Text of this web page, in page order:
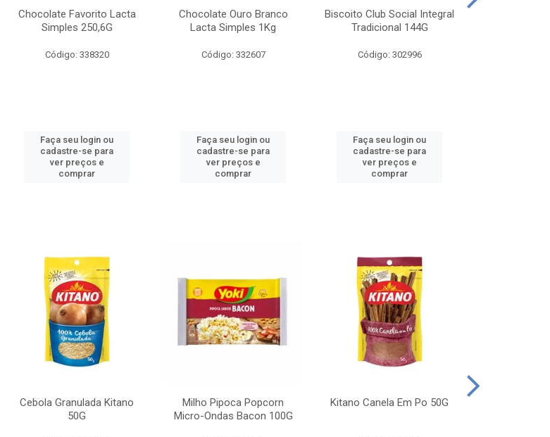
Chocolate Favorito Lacta
Simples 250,6G
Código: 338320
Faça seu login ou
cadastre-se para
ver preços e
comprar
Chocolate Ouro Branco
Lacta Simples 1Kg
Código: 332607
Faça seu login ou
cadastre-se para
ver preços e
comprar
Biscoito Club Social Integral
Tradicional 144G
Código: 302996
Faça seu login ou
cadastre-se para
ver preços e
comprar
Cebola Granulada Kitano
50G
Milho Pipoca Popcorn
Micro-Ondas Bacon 100G
Kitano Canela Em Po 50G